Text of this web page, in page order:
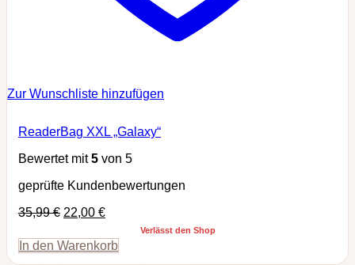
Zur Wunschliste hinzufügen
ReaderBag XXL „Galaxy“
Bewertet mit5 von 5
geprüfte Kundenbewertungen
35,99€ 22,00 €
Verlässt den Shop
In den Warenkorb